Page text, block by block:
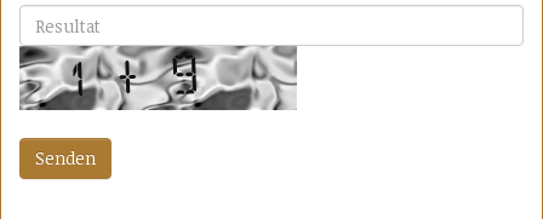
Bitte lösen Sie die Aufgabe